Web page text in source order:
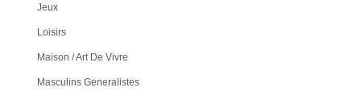
Jeux
Loisirs
Maison / Art De Vivre
Masculins Generalistes